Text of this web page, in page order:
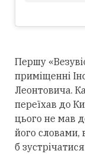
Першу
приміщенні
Леонтовича.
переїхав до
цього не мав
його словами,
б